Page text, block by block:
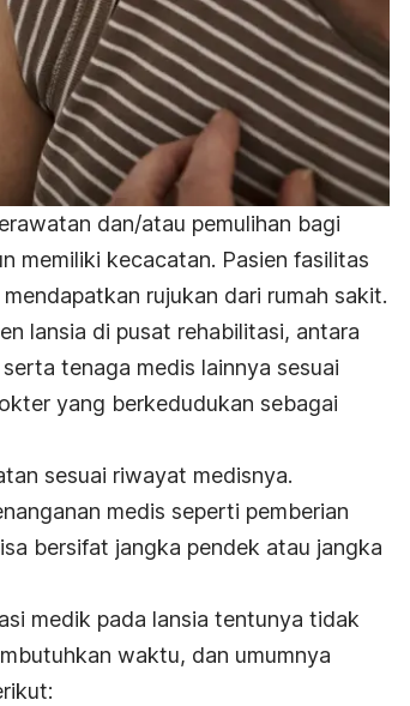
dan/atau pemulihan bagi
memiliki kecacatan. Pasien fasilitas
rujukan dari rumah sakit.
lansia di pusat rehabilitasi, antara
tenaga medis lainnya sesuai
yang berkedudukan sebagai
sesuai riwayat medisnya.
medis seperti pemberian
bersifat jangka pendek atau jangka
medik pada lansia tentunya tidak
waktu, dan umumnya